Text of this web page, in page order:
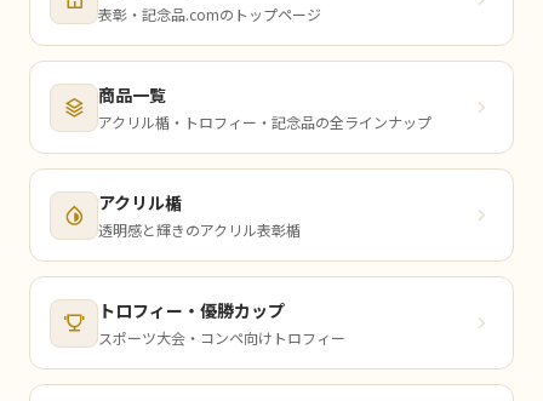
表彰・記念品.comのトップページ
商品一覧
アクリル楯・トロフィー・記念品の全ラインナップ
アクリル楯
透明感と輝きのアクリル表彰楯
トロフィー・優勝カップ
スポーツ大会・コンペ向けトロフィー